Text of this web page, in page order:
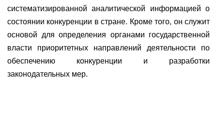
систематизированной аналитической информацией о
состоянии конкуренции в стране. Кроме того, он служит
основой для определения органами государственной
власти приоритетных направлений деятельности по
обеспечению конкуренции и разработки
законодательных мер.